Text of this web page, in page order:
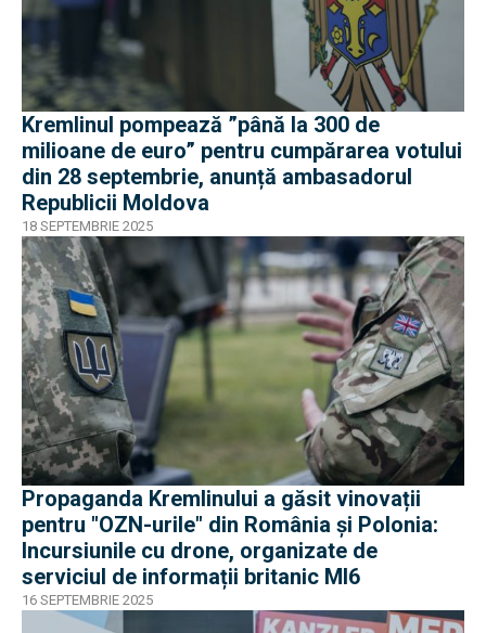
Kremlinul pompează ”până la 300 de
milioane de euro” pentru cumpărarea votului
din 28 septembrie, anunță ambasadorul
Republicii Moldova
18 SEPTEMBRIE 2025
Propaganda Kremlinului a găsit vinovații
pentru "OZN-urile" din România și Polonia:
Incursiunile cu drone, organizate de
serviciul de informații britanic MI6
16 SEPTEMBRIE 2025